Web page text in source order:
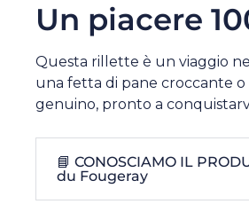
Un piacere
Questa rillette è un viaggio
una fetta di pane croccante
genuino, pronto a
📘 CONOSCIAMO IL
du Fougeray